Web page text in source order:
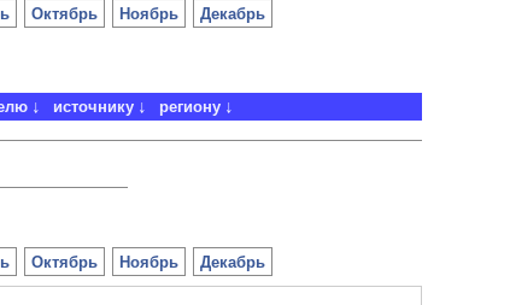
Октябрь Ноябрь Декабрь
источнику региону
Октябрь Ноябрь Декабрь